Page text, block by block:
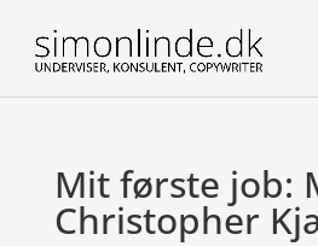
Mit første job:
Christopher